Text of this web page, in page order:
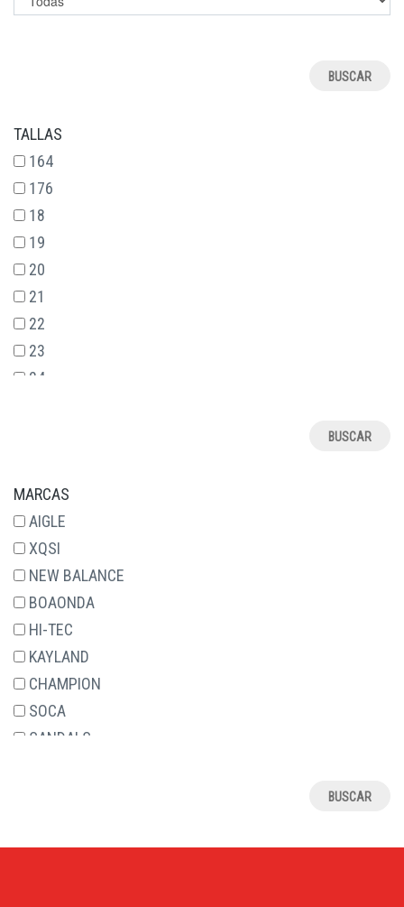
TALLAS
164
176
18
19
20
21
22
23
24
28
29
30
31
32
33
34
35
36
37
MARCAS
AIGLE
XQSI
NEW BALANCE
BOAONDA
HI-TEC
KAYLAND
CHAMPION
SOCA
SANDALS
ASOLO